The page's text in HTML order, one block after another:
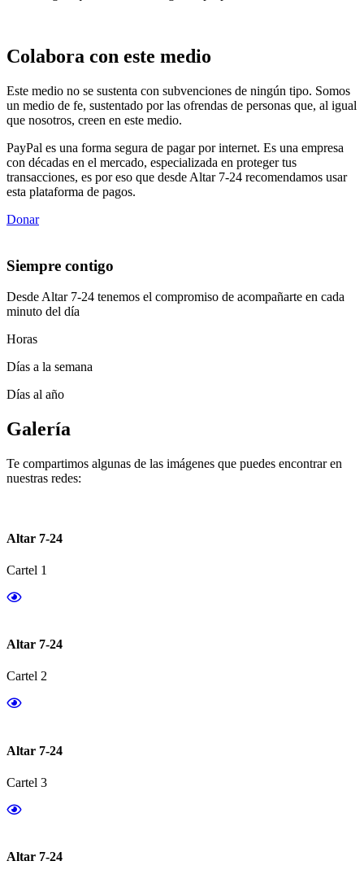
Colabora con este medio
Este medio no se sustenta con subvenciones de ningún tipo. Somos
un medio de fe, sustentado por las ofrendas de personas que, al igual
que nosotros, creen en este medio.
PayPal es una forma segura de pagar por internet. Es una empresa
con décadas en el mercado, especializada en proteger tus
transacciones, es por eso que desde Altar 7-24 recomendamos usar
esta plataforma de pagos.
Donar
Siempre contigo
Desde Altar 7-24 tenemos el compromiso de acompañarte en cada
minuto del día
Horas
Días a la semana
Días al año
Galería
Te compartimos algunas de las imágenes que puedes encontrar en
nuestras redes:
Altar 7-24
Cartel 1
Altar 7-24
Cartel 2
Altar 7-24
Cartel 3
Altar 7-24